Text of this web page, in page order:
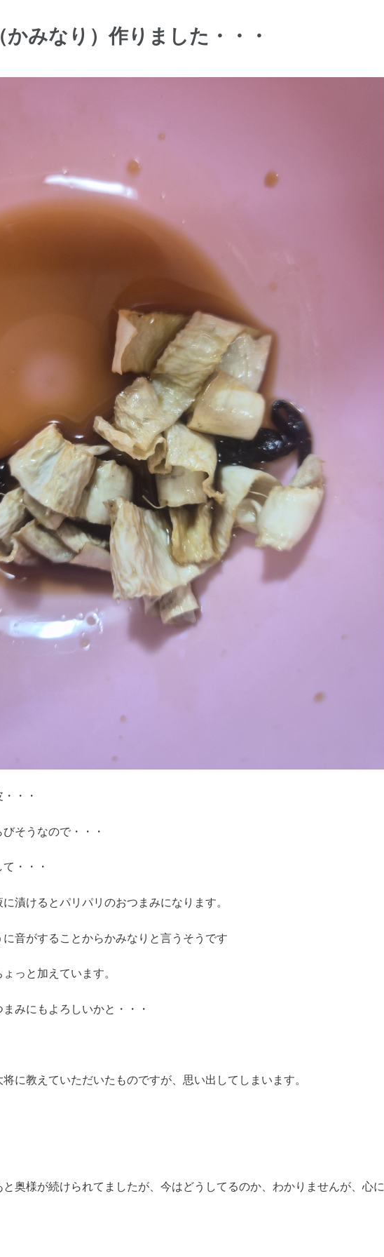
かみなり）作りました・・・
・・
そうなので・・・
・・・
漬けるとパリパリのおつまみになります。
音がすることからかみなりと言うそうです
っと加えています。
みにもよろしいかと・・・
に教えていただいたものですが、思い出してしまいます。
奥様が続けられてましたが、今はどうしてるのか、わかりませんが、心に